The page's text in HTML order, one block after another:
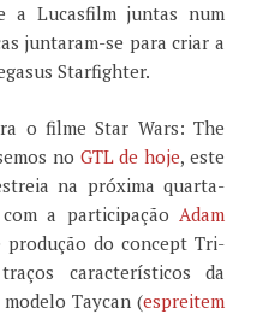
a Lucasfilm juntas num
juntaram-se para criar a
Starfighter.
o filme Star Wars: The
no GTL de hoje, este
na próxima quarta-
a participação Adam
produção do concept Tri-
característicos da
Taycan (espreitem